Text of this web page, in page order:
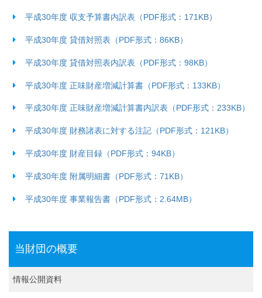
平成30年度 収支予算書内訳表（PDF形式：171KB）
平成30年度 貸借対照表（PDF形式：86KB）
平成30年度 貸借対照表内訳表（PDF形式：98KB）
平成30年度 正味財産増減計算書（PDF形式：133KB）
平成30年度 正味財産増減計算書内訳表（PDF形式：233KB）
平成30年度 財務諸表に対する注記（PDF形式：121KB）
平成30年度 財産目録（PDF形式：94KB）
平成30年度 附属明細書（PDF形式：71KB）
平成30年度 事業報告書（PDF形式：2.64MB）
当財団の概要
情報公開資料